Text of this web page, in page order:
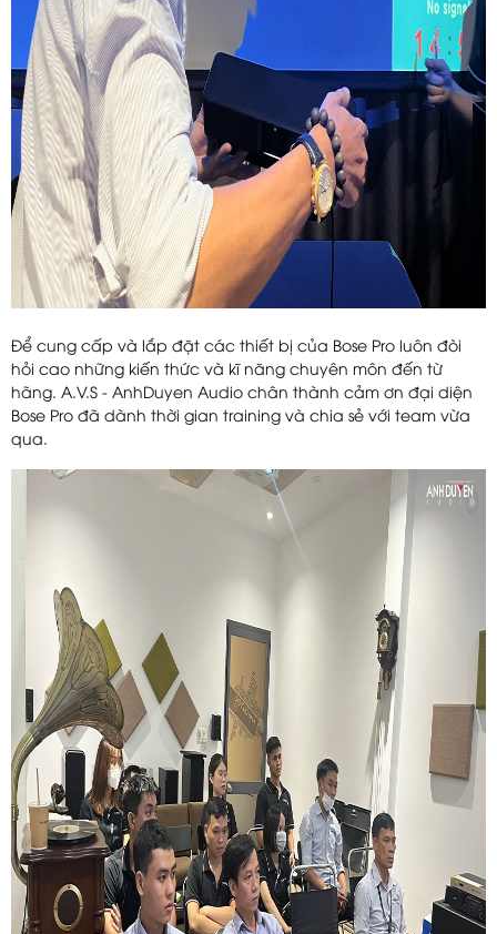
Để cung cấp và lắp đặt các thiết bị của Bose Pro luôn đòi
hỏi cao những kiến thức và kĩ năng chuyên môn đến từ
hãng. A.V.S - AnhDuyen Audio chân thành cảm ơn đại diện
Bose Pro đã dành thời gian training và chia sẻ với team vừa
qua.